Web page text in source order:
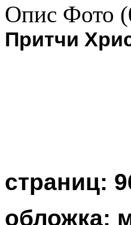
Опис Фото
Притчи
страниц:
обложка: